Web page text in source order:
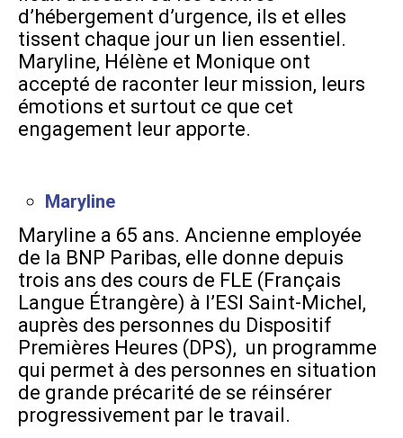
d’hébergement d’urgence, ils et elles
tissent chaque jour un lien essentiel.
Maryline, Hélène et Monique ont
accepté de raconter leur mission, leurs
émotions et surtout ce que cet
engagement leur apporte.
Maryline
Maryline a 65 ans. Ancienne employée
de la BNP Paribas, elle donne depuis
trois ans des cours de FLE (Français
Langue Étrangère) à l’ESI Saint-Michel,
auprès des personnes du Dispositif
Premières Heures (DPS), un programme
qui permet à des personnes en situation
de grande précarité de se réinsérer
progressivement par le travail.